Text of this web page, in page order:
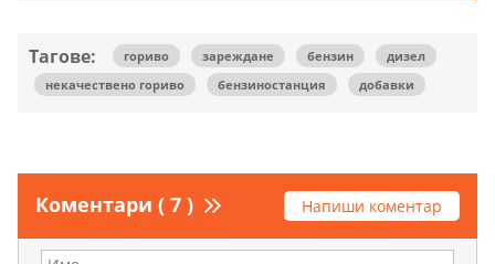
Тагове: гориво зареждане бензин
дизел
некачествено гориво
бензиностанция добавки
Коментари ( 7 ) Напиши коментар